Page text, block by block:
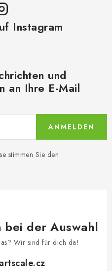
Instagram
und
an Ihre E-Mail
stimmen Sie den
ANMELDEN
der Auswahl
Wir sind für dich da!
artscale.cz